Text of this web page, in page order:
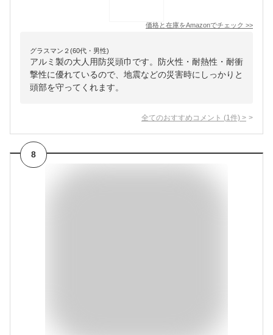
価格と在庫をAmazonでチェック >>
グラスマン２(60代・男性)
アルミ製の大人用防災頭巾です。防火性・耐熱性・耐衝
撃性に優れているので、地震などの災害時にしっかりと
頭部を守ってくれます。
全てのおすすめコメント (1 件) >
8